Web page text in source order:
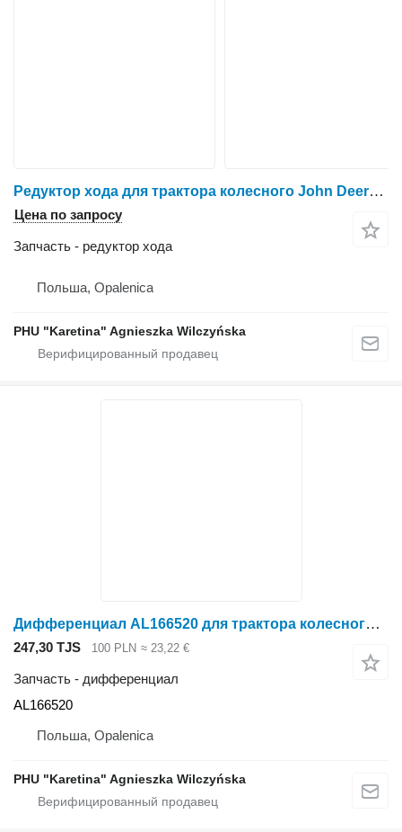
Редуктор хода для трактора колесного John Deere 6930 7730
Цена по запросу
Запчасть - редуктор хода
Польша, Opalenica
PHU "Karetina" Agnieszka Wilczyńska
Дифференциал AL166520 для трактора колесного John Deere 6930 7730
247,30 TJS 100 PLN ≈ 23,22 €
Запчасть - дифференциал
AL166520
Польша, Opalenica
PHU "Karetina" Agnieszka Wilczyńska